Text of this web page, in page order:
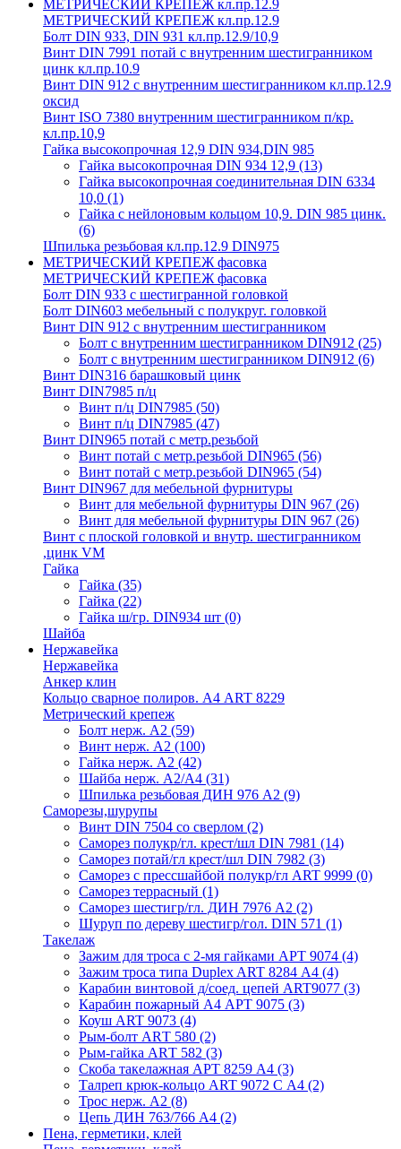
МЕТРИЧЕСКИЙ КРЕПЕЖ кл.пр.12.9
МЕТРИЧЕСКИЙ КРЕПЕЖ кл.пр.12.9
Болт DIN 933, DIN 931 кл.пр.12.9/10,9
Винт DIN 7991 потай с внутренним шестигранником
цинк кл.пр.10.9
Винт DIN 912 с внутренним шестигранником кл.пр.12.9
оксид
Винт ISO 7380 внутренним шестигранником п/кр.
кл.пр.10,9
Гайка высокопрочная 12,9 DIN 934,DIN 985
Гайка высокопрочная DIN 934 12,9 (13)
Гайка высокопрочная соединительная DIN 6334
10,0 (1)
Гайка с нейлоновым кольцом 10,9. DIN 985 цинк.
(6)
Шпилька резьбовая кл.пр.12.9 DIN975
МЕТРИЧЕСКИЙ КРЕПЕЖ фасовка
МЕТРИЧЕСКИЙ КРЕПЕЖ фасовка
Болт DIN 933 с шестигранной головкой
Болт DIN603 мебельный с полукруг. головкой
Винт DIN 912 с внутренним шестигранником
Болт с внутренним шестигранником DIN912 (25)
Болт с внутренним шестигранником DIN912 (6)
Винт DIN316 барашковый цинк
Винт DIN7985 п/ц
Винт п/ц DIN7985 (50)
Винт п/ц DIN7985 (47)
Винт DIN965 потай с метр.резьбой
Винт потай с метр.резьбой DIN965 (56)
Винт потай с метр.резьбой DIN965 (54)
Винт DIN967 для мебельной фурнитуры
Винт для мебельной фурнитуры DIN 967 (26)
Винт для мебельной фурнитуры DIN 967 (26)
Винт с плоской головкой и внутр. шестигранником
,цинк VM
Гайка
Гайка (35)
Гайка (22)
Гайка ш/гр. DIN934 шт (0)
Шайба
Нержавейка
Нержавейка
Анкер клин
Кольцо сварное полиров. А4 ART 8229
Метрический крепеж
Болт нерж. А2 (59)
Винт нерж. А2 (100)
Гайка нерж. А2 (42)
Шайба нерж. А2/А4 (31)
Шпилька резьбовая ДИН 976 А2 (9)
Саморезы,шурупы
Винт DIN 7504 со сверлом (2)
Саморез полукр/гл. крест/шл DIN 7981 (14)
Саморез потай/гл крест/шл DIN 7982 (3)
Саморез с прессшайбой полукр/гл ART 9999 (0)
Саморез террасный (1)
Саморез шестигр/гл. ДИН 7976 А2 (2)
Шуруп по дереву шестигр/гол. DIN 571 (1)
Такелаж
Зажим для троса с 2-мя гайками АРТ 9074 (4)
Зажим троса типа Duplex ART 8284 А4 (4)
Карабин винтовой д/соед. цепей ART9077 (3)
Карабин пожарный А4 АРТ 9075 (3)
Коуш ART 9073 (4)
Рым-болт АRТ 580 (2)
Рым-гайка АRТ 582 (3)
Скоба такелажная АРТ 8259 А4 (3)
Талреп крюк-кольцо ART 9072 С A4 (2)
Трос нерж. А2 (8)
Цепь ДИН 763/766 А4 (2)
Пена, герметики, клей